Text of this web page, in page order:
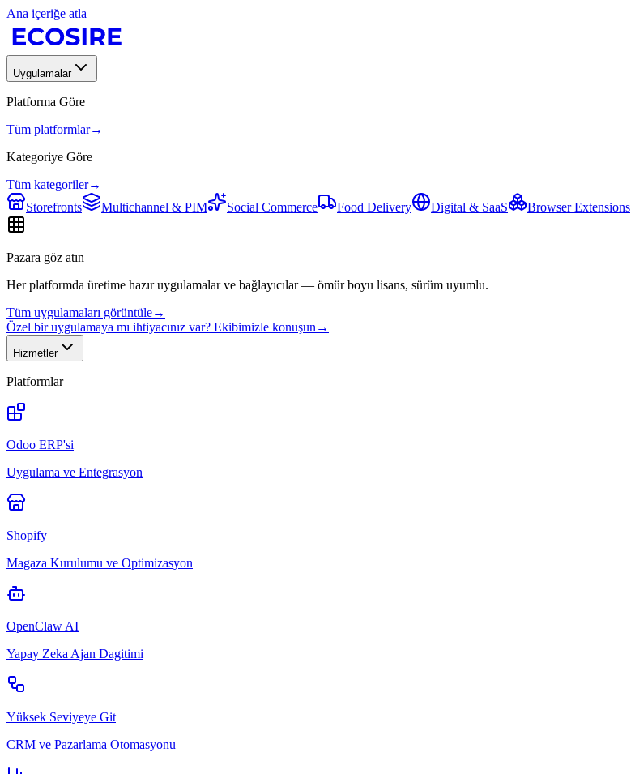
Ana içeriğe atla
Uygulamalar
Platforma Göre
Tüm platformlar→
Kategoriye Göre
Tüm kategoriler→
Storefronts
Multichannel & PIM Social Commerce Food Delivery Digital & SaaS Browser Extensions
Pazara göz atın
Her platformda üretime hazır uygulamalar ve bağlayıcılar — ömür boyu lisans, sürüm uyumlu.
Tüm uygulamaları görüntüle→
Özel bir uygulamaya mı ihtiyacınız var? Ekibimizle konuşun →
Hizmetler
Platformlar
Odoo ERP'si
Uygulama ve Entegrasyon
Shopify
Magaza Kurulumu ve Optimizasyon
OpenClaw AI
Yapay Zeka Ajan Dagitimi
Yüksek Seviyeye Git
CRM ve Pazarlama Otomasyonu